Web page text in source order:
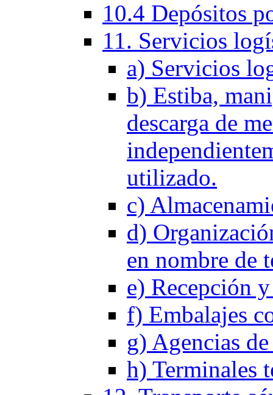
10.4 Depósitos
11. Servicios
a) Servicios
b) Estiba,
descarga de
utilizado.
c)
d)
en nombre de
e) Recepción
f) Embalajes
g) Agencias
h) Terminales